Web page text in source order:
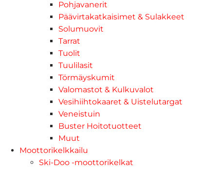
Pohjavanerit
Päävirtakatkaisimet & Sulakkeet
Solumuovit
Tarrat
Tuolit
Tuulilasit
Törmäyskumit
Valomastot & Kulkuvalot
Vesihiihtokaaret & Uistelutargat
Veneistuin
Buster Hoitotuotteet
Muut
Moottorikelkkailu
Ski-Doo -moottorikelkat